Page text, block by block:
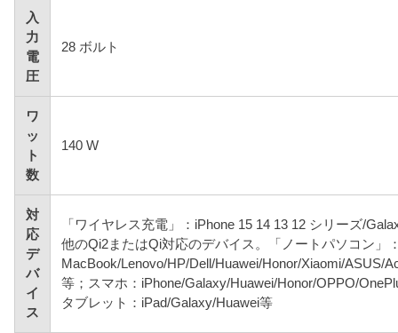
入
力
電
圧
28 ボルト
ワ
ッ
ト
数
140 W
対
応
デ
バ
イ
ス
「ワイヤレス充電」：iPhone 15 14 13 12 シリーズ/
他のQi2またはQi対応のデバイス。「ノートパソコン」
MacBook/Lenovo/HP/Dell/Huawei/Honor/Xiaomi/ASUS/
等；スマホ：iPhone/Galaxy/Huawei/Honor/OPPO/
タブレット：iPad/Galaxy/Huawei等